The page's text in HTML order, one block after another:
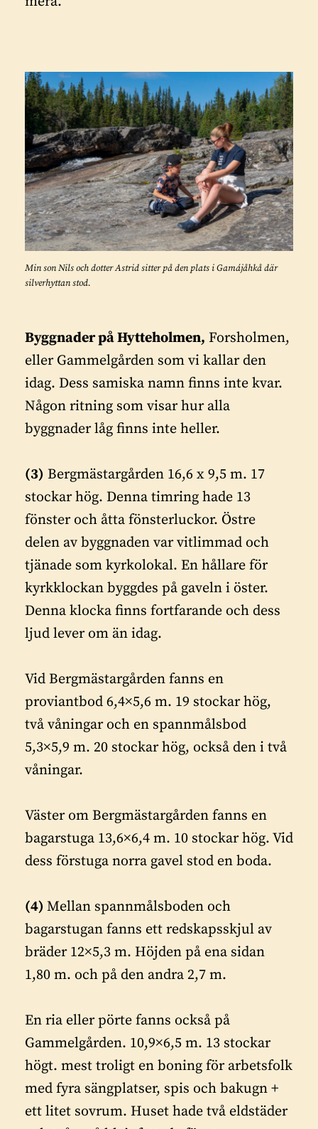
Min son Nils och dotter Astrid sitter på den plats i Gamájåhkå där
silverhyttan stod.
Byggnader på Hytteholmen, Forsholmen,
eller Gammelgården som vi kallar den
idag. Dess samiska namn finns inte kvar.
Någon ritning som visar hur alla
byggnader låg finns inte heller.
(3) Bergmästargården 16,6 x 9,5 m. 17
stockar hög. Denna timring hade 13
fönster och åtta fönsterluckor. Östre
delen av byggnaden var vitlimmad och
tjänade som kyrkolokal. En hållare för
kyrkklockan byggdes på gaveln i öster.
Denna klocka finns fortfarande och dess
ljud lever om än idag.
Vid Bergmästargården fanns en
proviantbod 6,4×5,6 m. 19 stockar hög,
två våningar och en spannmålsbod
5,3×5,9 m. 20 stockar hög, också den i två
våningar.
Väster om Bergmästargården fanns en
bagarstuga 13,6×6,4 m. 10 stockar hög. Vid
dess förstuga norra gavel stod en boda.
(4) Mellan spannmålsboden och
bagarstugan fanns ett redskapsskjul av
bräder 12×5,3 m. Höjden på ena sidan
1,80 m. och på den andra 2,7 m.
En ria eller pörte fanns också på
Gammelgården. 10,9×6,5 m. 13 stockar
högt. mest troligt en boning för arbetsfolk
med fyra sängplatser, spis och bakugn +
ett litet sovrum. Huset hade två eldstäder